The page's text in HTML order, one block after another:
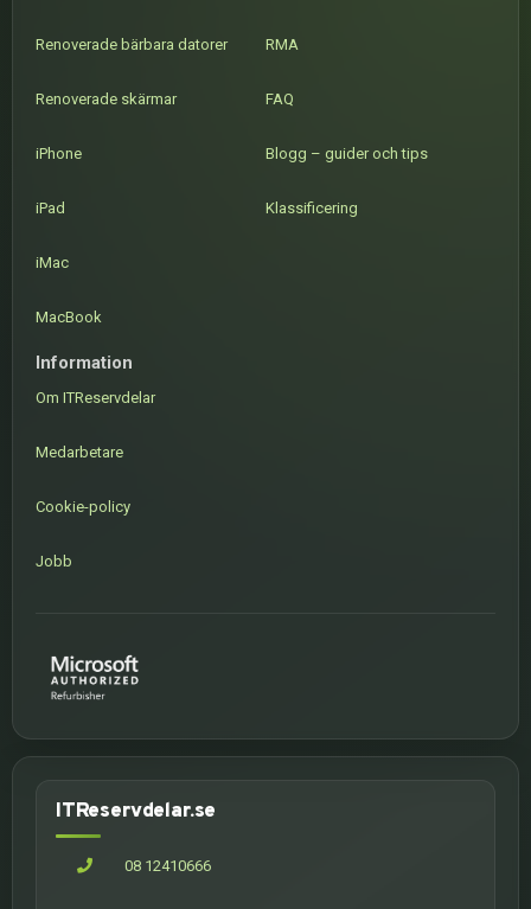
Renoverade bärbara datorer
Renoverade skärmar
iPhone
iPad
iMac
MacBook
RMA
FAQ
Blogg – guider och tips
Klassificering
Information
Om ITReservdelar
Medarbetare
Cookie-policy
Jobb
ITReservdelar.se
08 12410666